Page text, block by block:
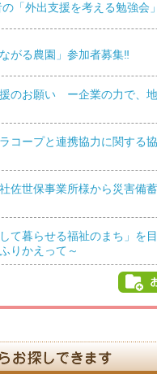
「外出支援を考える勉強会
がる農園」参加者募集‼
のお願い ー企業の力で、
コープと連携協力に関する
佐世保事業所様から災害備
して暮らせる福祉のまち」を
りかえって～